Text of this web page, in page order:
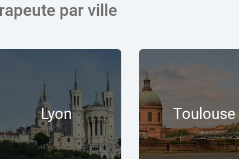
par ville
Lyon Toulouse